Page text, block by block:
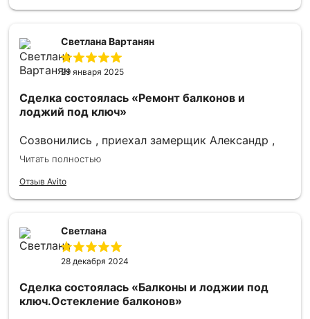
просто идеально. Огромное спасибо мастеру
Александру за его труд!
Светлана Вартанян
29 января 2025
Сделка состоялась «Ремонт балконов и
лоджий под ключ»
Созвонились , приехал замерщик Александр ,
всё объяснил , заключили договор и вскоре
прибыли ребята провели ремонт балконной
плиты , сварочные работы , остекление балкона
Читать полностью
Отзыв Avito
Светлана
28 декабря 2024
Сделка состоялась «Балконы и лоджии под
ключ.Остекление балконов»